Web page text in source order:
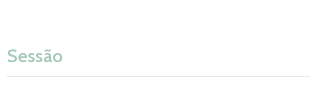
Património
Sessão